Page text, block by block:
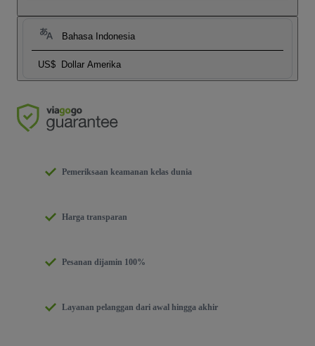
Bahasa Indonesia
US$ Dollar Amerika
Pemeriksaan keamanan kelas dunia
Harga transparan
Pesanan dijamin 100%
Layanan pelanggan dari awal hingga akhir